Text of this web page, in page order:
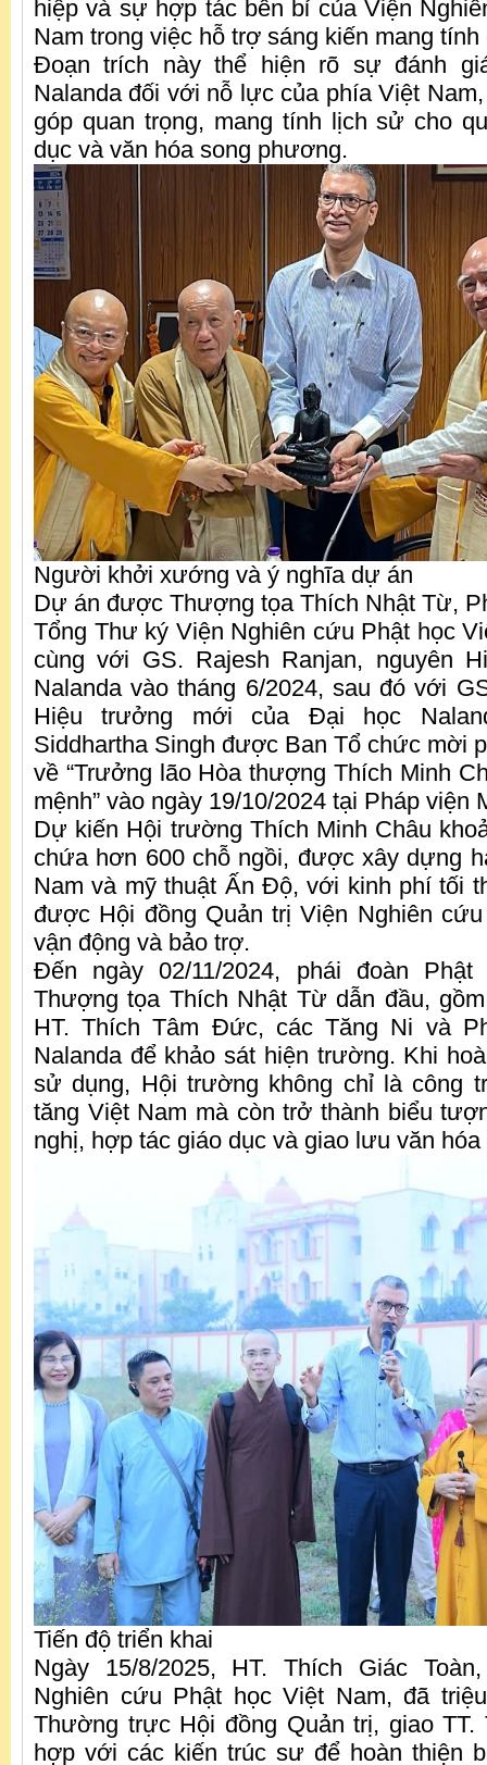
hiệp và sự hợp tác bền bỉ của Viện
Nam trong việc hỗ trợ sáng kiến mang tính
Đoạn trích này thể hiện rõ sự đánh
Nalanda đối với nỗ lực của phía Việt
góp quan trọng, mang tính lịch sử cho
dục và văn hóa song phương.
Người khởi xướng và ý nghĩa dự án
Dự án được Thượng tọa Thích Nhật Từ,
Tổng Thư ký Viện Nghiên cứu Phật học
cùng với GS. Rajesh Ranjan, nguyên
Nalanda vào tháng 6/2024, sau đó với
Hiệu trưởng mới của Đại học
Siddhartha Singh được Ban Tổ chức mời
về “Trưởng lão Hòa thượng Thích Minh
mệnh” vào ngày 19/10/2024 tại Pháp
Dự kiến Hội trường Thích Minh Châu
chứa hơn 600 chỗ ngồi, được xây dựng
Nam và mỹ thuật Ấn Độ, với kinh phí tối
được Hội đồng Quản trị Viện Nghiên
vận động và bảo trợ.
Đến ngày 02/11/2024, phái đoàn
Thượng tọa Thích Nhật Từ dẫn đầu,
HT. Thích Tâm Đức, các Tăng Ni và
Nalanda để khảo sát hiện trường. Khi
sử dụng, Hội trường không chỉ là công
tăng Việt Nam mà còn trở thành biểu
nghị, hợp tác giáo dục và giao lưu văn
Tiến độ triển khai
Ngày 15/8/2025, HT. Thích Giác
Nghiên cứu Phật học Việt Nam, đã
Thường trực Hội đồng Quản trị, giao
hợp với các kiến trúc sư để hoàn thiện